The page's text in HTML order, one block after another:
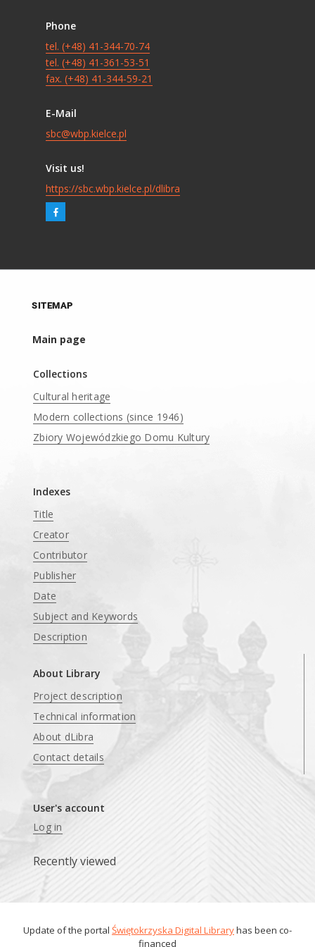
Phone
tel. (+48) 41-344-70-74
tel. (+48) 41-361-53-51
fax. (+48) 41-344-59-21
E-Mail
sbc@wbp.kielce.pl
Visit us!
https://sbc.wbp.kielce.pl/dlibra
SITEMAP
Main page
Collections
Cultural heritage
Modern collections (since 1946)
Zbiory Wojewódzkiego Domu Kultury
Indexes
Title
Creator
Contributor
Publisher
Date
Subject and Keywords
Description
About Library
Project description
Technical information
About dLibra
Contact details
User's account
Log in
Recently viewed
Update of the portal Świętokrzyska Digital Libraryhas been co-
financed